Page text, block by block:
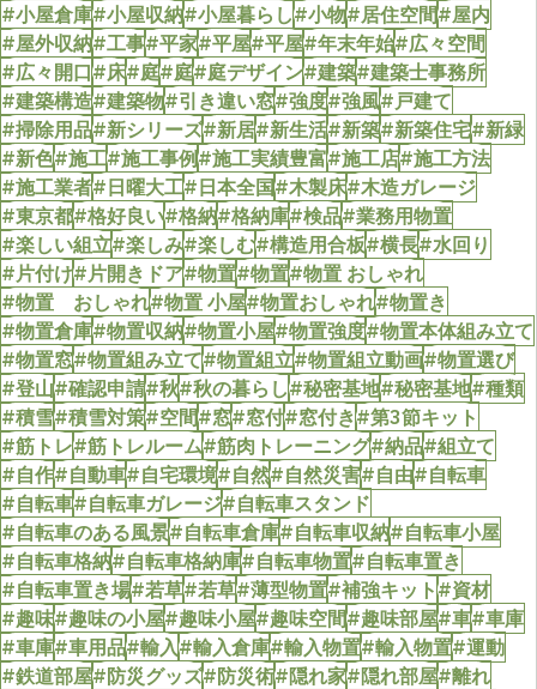
#小屋倉庫#小屋収納#小屋暮らし#小物#居住空間#屋内
#屋外収納#工事#平家#平屋#平屋#年末年始#広々空間
#広々開口#床#庭#庭#庭デザイン#建築#建築士事務所
#建築構造#建築物#引き違い窓#強度#強風#戸建て
#掃除用品#新シリーズ#新居#新生活#新築#新築住宅#新緑
#新色#施工#施工事例#施工実績豊富#施工店#施工方法
#施工業者#日曜大工#日本全国#木製床#木造ガレージ
#東京都#格好良い#格納#格納庫#検品#業務用物置
#楽しい組立#楽しみ#楽しむ#構造用合板#横長#水回り
#片付け#片開きドア#物置#物置#物置 おしゃれ
#物置 おしゃれ#物置 小屋#物置おしゃれ#物置き
#物置倉庫#物置収納#物置小屋#物置強度#物置本体組み立て
#物置窓#物置組み立て#物置組立#物置組立動画#物置選び
#登山#確認申請#秋#秋の暮らし#秘密基地#秘密基地#種類
#積雪#積雪対策#空間#窓#窓付#窓付き#第3節キット
#筋トレ#筋トレルーム#筋肉トレーニング#納品#組立て
#自作#自動車#自宅環境#自然#自然災害#自由#自転車
#自転車#自転車ガレージ#自転車スタンド
#自転車のある風景#自転車倉庫#自転車収納#自転車小屋
#自転車格納#自転車格納庫#自転車物置#自転車置き
#自転車置き場#若草#若草#薄型物置#補強キット#資材
#趣味#趣味の小屋#趣味小屋#趣味空間#趣味部屋#車#車庫
#車庫#車用品#輸入#輸入倉庫#輸入物置#輸入物置#運動
#鉄道部屋#防災グッズ#防災術#隠れ家#隠れ部屋#離れ